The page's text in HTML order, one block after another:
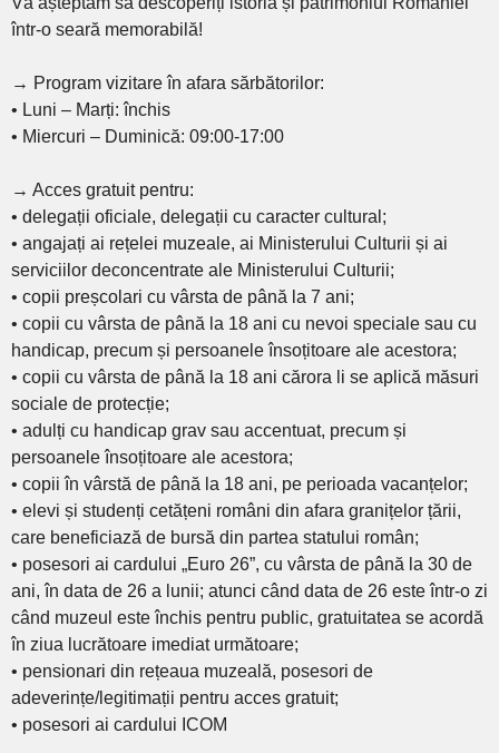
într-o seară memorabilă!
→ Program vizitare în afara sărbătorilor:
• Luni – Marți: închis
• Miercuri – Duminică: 09:00-17:00
→ Acces gratuit pentru:
• delegații oficiale, delegații cu caracter cultural;
• angajați ai rețelei muzeale, ai Ministerului Culturii și ai
serviciilor deconcentrate ale Ministerului Culturii;
• copii preșcolari cu vârsta de până la 7 ani;
• copii cu vârsta de până la 18 ani cu nevoi speciale sau cu
handicap, precum și persoanele însoțitoare ale acestora;
• copii cu vârsta de până la 18 ani cărora li se aplică măsuri
sociale de protecție;
• adulți cu handicap grav sau accentuat, precum și
persoanele însoțitoare ale acestora;
• copii în vârstă de până la 18 ani, pe perioada vacanțelor;
• elevi și studenți cetățeni români din afara granițelor țării,
care beneficiază de bursă din partea statului român;
• posesori ai cardului „Euro 26”, cu vârsta de până la 30 de
ani, în data de 26 a lunii; atunci când data de 26 este într-o zi
când muzeul este închis pentru public, gratuitatea se acordă
în ziua lucrătoare imediat următoare;
• pensionari din rețeaua muzeală, posesori de
adeverințe/legitimații pentru acces gratuit;
• posesori ai cardului ICOM